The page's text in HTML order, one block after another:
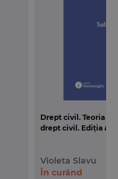
Drept civil. Teoria
drept civil. Ediția a
Violeta Slavu
În curând